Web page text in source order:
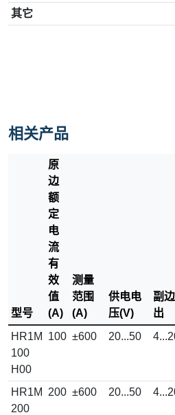
其它
相关产品
型号
原
边
额
定
电
流
有
效
值
(A)
测量
范围
(A)
供电电
压(V)
副
出
HR1M
100
H00
100 ±600 20...50
HR1M
200
200 ±600 20...50